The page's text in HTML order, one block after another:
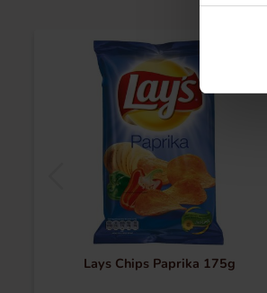
Lays Chips Paprika 175g